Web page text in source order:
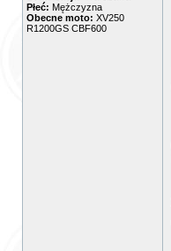
Płeć: Mężczyzna
Obecne moto: XV250
R1200GS CBF600